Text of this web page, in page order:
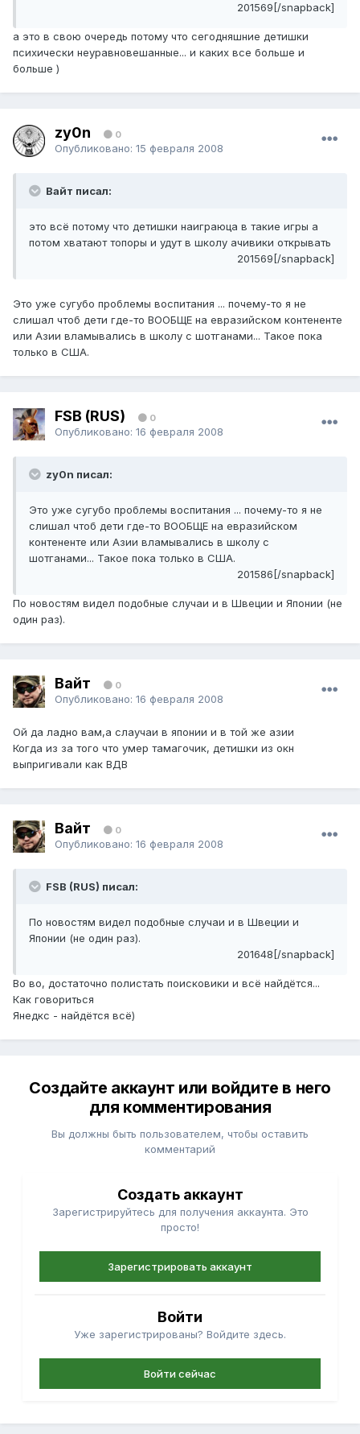
201569[/snapback]
а это в свою очередь потому что сегодняшние детишки
психически неуравновешанные... и каких все больше и
больше )
zy0n 0
Опубликовано: 15 февраля 2008
Вайт писал:
это всё потому что детишки наиграюца в такие игры а
потом хватают топоры и удут в школу ачивики открывать
201569[/snapback]
Это уже сугубо проблемы воспитания ... почему-то я не
слишал чтоб дети где-то ВООБЩЕ на евразийском контененте
или Азии вламывались в школу с шотганами... Такое пока
только в США.
FSB (RUS) 0
Опубликовано: 16 февраля 2008
zy0n писал:
Это уже сугубо проблемы воспитания ... почему-то я не
слишал чтоб дети где-то ВООБЩЕ на евразийском
контененте или Азии вламывались в школу с
шотганами... Такое пока только в США.
201586[/snapback]
По новостям видел подобные случаи и в Швеции и Японии (не
один раз).
Вайт 0
Опубликовано: 16 февраля 2008
Ой да ладно вам,а слаучаи в японии и в той же азии
Когда из за того что умер тамагочик, детишки из окн
выпригивали как ВДВ
Вайт 0
Опубликовано: 16 февраля 2008
FSB (RUS) писал:
По новостям видел подобные случаи и в Швеции и
Японии (не один раз).
201648[/snapback]
Во во, достаточно полистать поисковики и всё найдётся...
Как говориться
Янедкс - найдётся всё)
Создайте аккаунт или войдите в него
для комментирования
Вы должны быть пользователем, чтобы оставить
комментарий
Создать аккаунт
Зарегистрируйтесь для получения аккаунта. Это
просто!
Зарегистрировать аккаунт
Войти
Уже зарегистрированы? Войдите здесь.
Войти сейчас